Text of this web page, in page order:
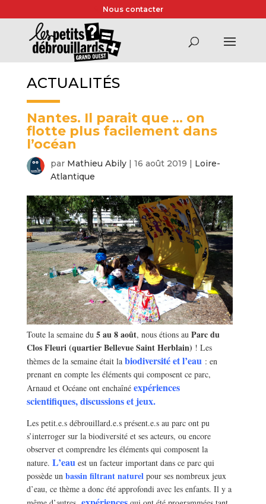
Nous contacter
ACTUALITÉS
Nantes. Il parait que … on
flotte plus facilement dans
l’océan
par Mathieu Abily| 16 août 2019 | Loire-
Atlantique
Toute la semaine du 5 au 8 août, nous étions au Parc du
Clos Fleuri (quartier Bellevue Saint Herblain) ! Les
thèmes de la semaine était la biodiversité et l’eau : en
prenant en compte les éléments qui composent ce parc,
Arnaud et Océane ont enchaîné expériences
scientifiques, discussions et jeux.
Les petit.e.s débrouillard.e.s présent.e.s au parc ont pu
s’interroger sur la biodiversité et ses acteurs, ou encore
observer et comprendre les éléments qui composent la
nature. L’eauest un facteur important dans ce parc qui
possède unbassin filtrant naturel pour ses nombreux jeux
d’eau, ce thème a donc été approfondi avec les enfants. Il y a